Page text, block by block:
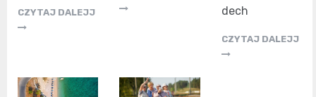
CZYTAJ DALEJJ
dech
CZYTAJ DALEJJ